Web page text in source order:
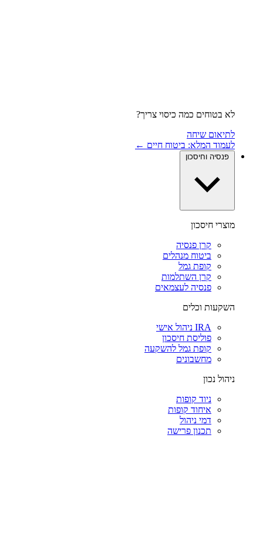
לא בטוחים כמה כיסוי צריך?
לתיאום שיחה
לעמוד המלא: ביטוח חיים ←
פנסיה וחיסכון
מוצרי חיסכון
קרן פנסיה
ביטוח מנהלים
קופת גמל
קרן השתלמות
פנסיה לעצמאים
השקעות וכלים
IRA ניהול אישי
פוליסת חיסכון
קופת גמל להשקעה
מחשבונים
ניהול נכון
ניוד קופות
איחוד קופות
דמי ניהול
תכנון פרישה